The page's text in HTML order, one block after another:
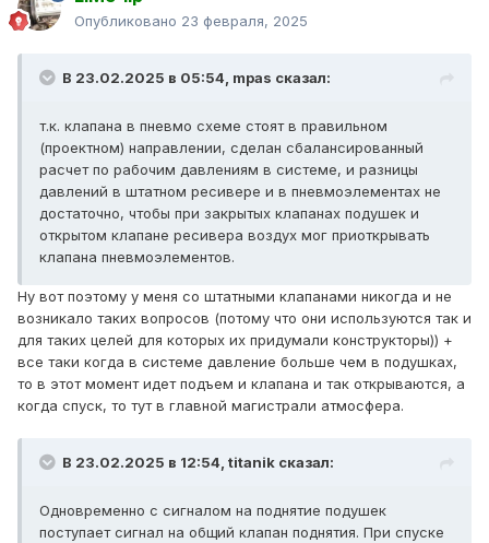
пневмоэлементов.
Опубликовано 23 февраля, 2025
В 23.02.2025 в 05:54, mpas сказал:
т.к. клапана в пневмо схеме стоят в правильном
(проектном) направлении, сделан сбалансированный
расчет по рабочим давлениям в системе, и разницы
давлений в штатном ресивере и в пневмоэлементах не
достаточно, чтобы при закрытых клапанах подушек и
открытом клапане ресивера воздух мог приоткрывать
клапана пневмоэлементов.
Ну вот поэтому у меня со штатными клапанами никогда и не
возникало таких вопросов (потому что они используются так и
для таких целей для которых их придумали конструкторы)) +
все таки когда в системе давление больше чем в подушках,
то в этот момент идет подъем и клапана и так открываются, а
когда спуск, то тут в главной магистрали атмосфера.
В 23.02.2025 в 12:54, titanik сказал:
Одновременно с сигналом на поднятие подушек
поступает сигнал на общий клапан поднятия. При спуске